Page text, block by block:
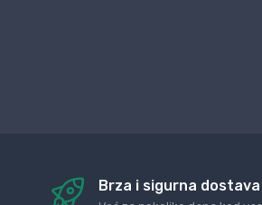
Brza i sigurna dostava